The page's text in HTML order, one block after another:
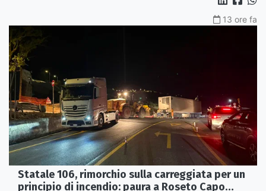
13 ore fa
Statale 106, rimorchio sulla carreggiata per un
principio di incendio: paura a Roseto Capo